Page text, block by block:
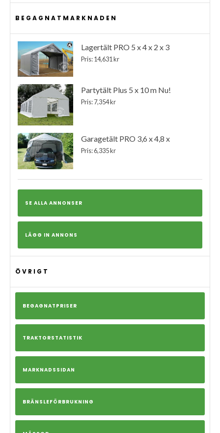
BEGAGNATMARKNADEN
Lagertält PRO 5 x 4 x 2 x 3
Pris: 14,631 kr
Partytält Plus 5 x 10 m Nu!
Pris: 7,354 kr
Garagetält PRO 3,6 x 4,8 x
Pris: 6,335 kr
SE ALLA ANNONSER
LÄGG IN ANNONS
ÖVRIGT
BEGAGNATPRISER
TRAKTORSTATISTIK
MARKNADSSIDAN
BRÄNSLEFÖRBRUKNING